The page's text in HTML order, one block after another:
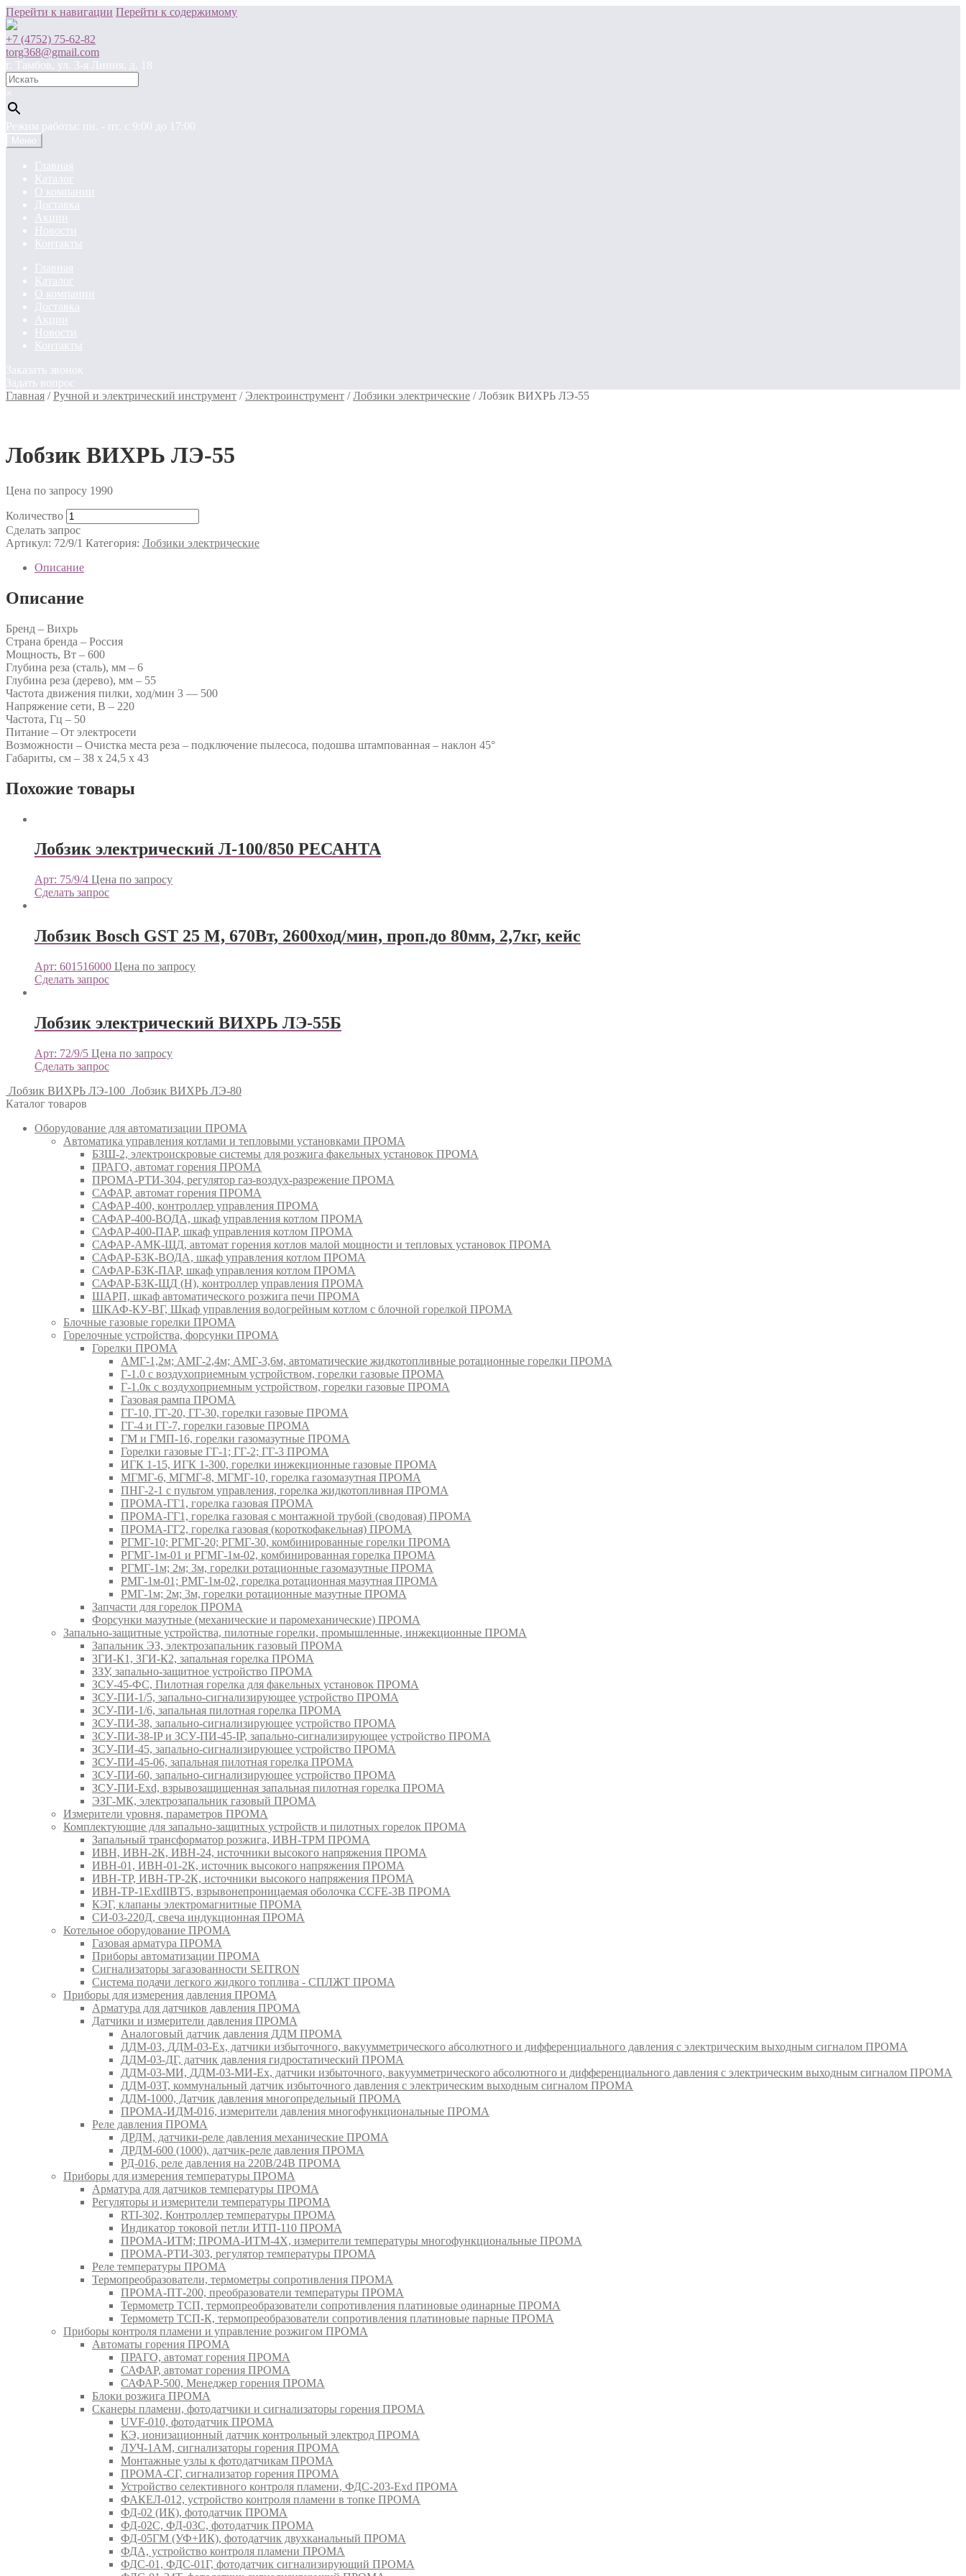
Перейти к навигации Перейти к содержимому
+7 (4752) 75-62-82
torg368@gmail.com
г. Тамбов, ул. 3-я Линия, д. 18
×
Режим работы: пн. - пт. c 9:00 до 17:00
Меню
Главная
Каталог
О компании
Доставка
Акции
Новости
Контакты
Главная
Каталог
О компании
Доставка
Акции
Новости
Контакты
Заказать звонок
Задать вопрос
Главная /Ручной и электрический инструмент / Электроинструмент /Лобзики электрические /Лобзик ВИХРЬ ЛЭ-55
Лобзик ВИХРЬ ЛЭ-55
Цена по запросу 1990
Количество
Сделать запрос
Артикул: 72/9/1 Категория: Лобзики электрические
Описание
Описание
Бренд – Вихрь
Страна бренда – Россия
Мощность, Вт – 600
Глубина реза (сталь), мм – 6
Глубина реза (дерево), мм – 55
Частота движения пилки, ход/мин 3 — 500
Напряжение сети, В – 220
Частота, Гц – 50
Питание – От электросети
Возможности – Очистка места реза – подключение пылесоса, подошва штампованная – наклон 45°
Габариты, см – 38 х 24,5 х 43
Похожие товары
Лобзик электрический Л-100/850 РЕСАНТА
Арт: 75/9/4 Цена по запросу
Сделать запрос
Лобзик Bosch GST 25 M, 670Вт, 2600ход/мин, проп.до 80мм, 2,7кг, кейс
Арт: 601516000 Цена по запросу
Сделать запрос
Лобзик электрический ВИХРЬ ЛЭ-55Б
Арт: 72/9/5 Цена по запросу
Сделать запрос
Лобзик ВИХРЬ ЛЭ-100 Лобзик ВИХРЬ ЛЭ-80
Каталог товаров
Оборудование для автоматизации ПРОМА
Автоматика управления котлами и тепловыми установками ПРОМА
БЗШ-2, электроискровые системы для розжига факельных установок ПРОМА
ПРАГО, автомат горения ПРОМА
ПРОМА-РТИ-304, регулятор газ-воздух-разрежение ПРОМА
САФАР, автомат горения ПРОМА
САФАР-400, контроллер управления ПРОМА
САФАР-400-ВОДА, шкаф управления котлом ПРОМА
САФАР-400-ПАР, шкаф управления котлом ПРОМА
САФАР-АМК-ЩД, автомат горения котлов малой мощности и тепловых установок ПРОМА
САФАР-БЗК-ВОДА, шкаф управления котлом ПРОМА
САФАР-БЗК-ПАР, шкаф управления котлом ПРОМА
САФАР-БЗК-ЩД (Н), контроллер управления ПРОМА
ШАРП, шкаф автоматического розжига печи ПРОМА
ШКАФ-КУ-ВГ, Шкаф управления водогрейным котлом с блочной горелкой ПРОМА
Блочные газовые горелки ПРОМА
Горелочные устройства, форсунки ПРОМА
Горелки ПРОМА
АМГ-1,2м; АМГ-2,4м; АМГ-3,6м, автоматические жидкотопливные ротационные горелки ПРОМА
Г-1.0 с воздухоприемным устройством, горелки газовые ПРОМА
Г-1.0к с воздухоприемным устройством, горелки газовые ПРОМА
Газовая рампа ПРОМА
ГГ-10, ГГ-20, ГГ-30, горелки газовые ПРОМА
ГГ-4 и ГГ-7, горелки газовые ПРОМА
ГМ и ГМП-16, горелки газомазутные ПРОМА
Горелки газовые ГГ-1; ГГ-2; ГГ-3 ПРОМА
ИГК 1-15, ИГК 1-300, горелки инжекционные газовые ПРОМА
МГМГ-6, МГМГ-8, МГМГ-10, горелка газомазутная ПРОМА
ПНГ-2-1 с пультом управления, горелка жидкотопливная ПРОМА
ПРОМА-ГГ1, горелка газовая ПРОМА
ПРОМА-ГГ1, горелка газовая с монтажной трубой (сводовая) ПРОМА
ПРОМА-ГГ2, горелка газовая (короткофакельная) ПРОМА
РГМГ-10; РГМГ-20; РГМГ-30, комбинированные горелки ПРОМА
РГМГ-1м-01 и РГМГ-1м-02, комбинированная горелка ПРОМА
РГМГ-1м; 2м; 3м, горелки ротационные газомазутные ПРОМА
РМГ-1м-01; РМГ-1м-02, горелка ротационная мазутная ПРОМА
РМГ-1м; 2м; 3м, горелки ротационные мазутные ПРОМА
Запчасти для горелок ПРОМА
Форсунки мазутные (механические и паромеханические) ПРОМА
Запально-защитные устройства, пилотные горелки, промышленные, инжекционные ПРОМА
Запальник ЭЗ, электрозапальник газовый ПРОМА
ЗГИ-К1, ЗГИ-К2, запальная горелка ПРОМА
ЗЗУ, запально-защитное устройство ПРОМА
ЗСУ-45-ФС, Пилотная горелка для факельных установок ПРОМА
ЗСУ-ПИ-1/5, запально-сигнализирующее устройство ПРОМА
ЗСУ-ПИ-1/6, запальная пилотная горелка ПРОМА
ЗСУ-ПИ-38, запально-сигнализирующее устройство ПРОМА
ЗСУ-ПИ-38-IP и ЗСУ-ПИ-45-IP, запально-сигнализирующее устройство ПРОМА
ЗСУ-ПИ-45, запально-сигнализирующее устройство ПРОМА
ЗСУ-ПИ-45-06, запальная пилотная горелка ПРОМА
ЗСУ-ПИ-60, запально-сигнализирующее устройство ПРОМА
ЗСУ-ПИ-Exd, взрывозащищенная запальная пилотная горелка ПРОМА
ЭЗГ-МК, электрозапальник газовый ПРОМА
Измерители уровня, параметров ПРОМА
Комплектующие для запально-защитных устройств и пилотных горелок ПРОМА
Запальный трансформатор розжига, ИВН-ТРМ ПРОМА
ИВН, ИВН-2К, ИВН-24, источники высокого напряжения ПРОМА
ИВН-01, ИВН-01-2К, источник высокого напряжения ПРОМА
ИВН-ТР, ИВН-ТР-2К, источники высокого напряжения ПРОМА
ИВН-ТР-1ExdIIBT5, взрывонепроницаемая оболочка CCFE-3B ПРОМА
КЭГ, клапаны электромагнитные ПРОМА
СИ-03-220Д, свеча индукционная ПРОМА
Котельное оборудование ПРОМА
Газовая арматура ПРОМА
Приборы автоматизации ПРОМА
Сигнализаторы загазованности SEITRON
Система подачи легкого жидкого топлива - СПЛЖТ ПРОМА
Приборы для измерения давления ПРОМА
Арматура для датчиков давления ПРОМА
Датчики и измерители давления ПРОМА
Аналоговый датчик давления ДДМ ПРОМА
ДДМ-03, ДДМ-03-Ех, датчики избыточного, вакуумметрического абсолютного и дифференциального давления с электрическим выходным сигналом ПРОМА
ДДМ-03-ДГ, датчик давления гидростатический ПРОМА
ДДМ-03-МИ, ДДМ-03-МИ-Ех, датчики избыточного, вакуумметрического абсолютного и дифференциального давления с электрическим выходным сигналом ПРОМА
ДДМ-03Т, коммунальный датчик избыточного давления с электрическим выходным сигналом ПРОМА
ДДМ-1000, Датчик давления многопредельный ПРОМА
ПРОМА-ИДМ-016, измерители давления многофункциональные ПРОМА
Реле давления ПРОМА
ДРДМ, датчики-реле давления механические ПРОМА
ДРДМ-600 (1000), датчик-реле давления ПРОМА
РД-016, реле давления на 220В/24В ПРОМА
Приборы для измерения температуры ПРОМА
Арматура для датчиков температуры ПРОМА
Регуляторы и измерители температуры ПРОМА
RTI-302, Контроллер температуры ПРОМА
Индикатор токовой петли ИТП-110 ПРОМА
ПРОМА-ИТМ; ПРОМА-ИТМ-4Х, измерители температуры многофункциональные ПРОМА
ПРОМА-РТИ-303, регулятор температуры ПРОМА
Реле температуры ПРОМА
Термопреобразователи, термометры сопротивления ПРОМА
ПРОМА-ПТ-200, преобразователи температуры ПРОМА
Термометр ТСП, термопреобразователи сопротивления платиновые одинарные ПРОМА
Термометр ТСП-К, термопреобразователи сопротивления платиновые парные ПРОМА
Приборы контроля пламени и управление розжигом ПРОМА
Автоматы горения ПРОМА
ПРАГО, автомат горения ПРОМА
САФАР, автомат горения ПРОМА
САФАР-500, Менеджер горения ПРОМА
Блоки розжига ПРОМА
Сканеры пламени, фотодатчики и сигнализаторы горения ПРОМА
UVF-010, фотодатчик ПРОМА
КЭ, ионизационный датчик контрольный электрод ПРОМА
ЛУЧ-1АМ, сигнализаторы горения ПРОМА
Монтажные узлы к фотодатчикам ПРОМА
ПРОМА-СГ, сигнализатор горения ПРОМА
Устройство селективного контроля пламени, ФДС-203-Exd ПРОМА
ФАКЕЛ-012, устройство контроля пламени в топке ПРОМА
ФД-02 (ИК), фотодатчик ПРОМА
ФД-02С, ФД-03С, фотодатчик ПРОМА
ФД-05ГМ (УФ+ИК), фотодатчик двухканальный ПРОМА
ФДА, устройство контроля пламени ПРОМА
ФДС-01, ФДС-01Г, фотодатчик сигнализирующий ПРОМА